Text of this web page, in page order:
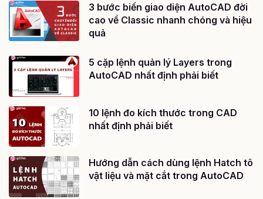
3 bước biến giao diện AutoCAD đời
cao về Classic nhanh chóng và hiệu
quả
5 cặp lệnh quản lý Layers trong
AutoCAD nhất định phải biết
10 lệnh đo kích thước trong CAD
nhất định phải biết
Hướng dẫn cách dùng lệnh Hatch tô
vật liệu và mặt cắt trong AutoCAD